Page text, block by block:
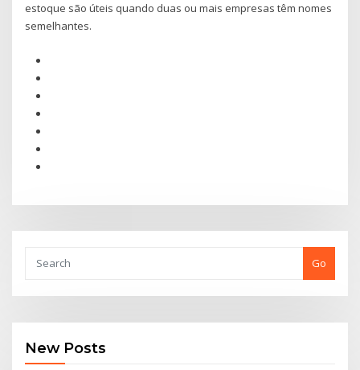
estoque são úteis quando duas ou mais empresas têm nomes
semelhantes.
Go
New Posts